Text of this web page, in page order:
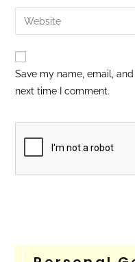
Save my name, email,
next time I comment.